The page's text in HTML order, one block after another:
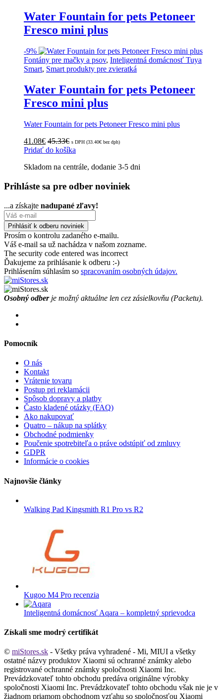
Water Fountain for pets Petoneer
Fresco mini plus
-9%
Fontány pre mačky a psov, Inteligentná domácnosť Tuya
Smart, Smart produkty pre zvieratká
Water Fountain for pets Petoneer
Fresco mini plus
Water Fountain for pets Petoneer Fresco mini plus
41.08€ 45.33€ s DPH (33.40€ bez dph)
Pridať do košíka
Skladom na centrále, dodanie 3-5 dni
Prihláste sa pre odber noviniek
...a získajte nadupané zľavy!
Prosím o kontrolu zadaného e-mailu.
Váš e-mail sa už nachádza v našom zozname.
The security code entered was incorrect
Ďakujeme za prihlásanie k odberu :-)
Prihlásením súhlasím so spracovaním osobných údajov.
Osobný odberje možný aktuálne len cez zásielkovňu (Packetu).
Pomocník
O nás
Kontakt
Vrátenie tovaru
Postup pri reklamácii
Spôsob dopravy a platby
Často kladené otázky (FAQ)
Ako nakupovať
Quatro – nákup na splátky
Obchodné podmienky
Poučenie spotrebiteľa o práve odstúpiť od zmluvy
GDPR
Informácie o cookies
Najnovšie články
Walking Pad Kingsmith R1 Pro vs R2
Kugoo M4 Pro recenzia
Inteligentná domácnosť Aqara – kompletný sprievodca
Získali sme modrý certifikát
© miStores.sk - Všetky práva vyhradené - Mi, MIUI a všetky
ostatné názvy produktov Xiaomi sú ochranné známky alebo
registrované ochranné známky spoločnosti Xiaomi Inc.
Prevádzkovateľ tohto obchodu predáva originálne výrobky
spoločnosti Xiaomi Inc. Prevádzkovateľ tohto obchodu však nie je v
žiadnom priamom obchodnom vzťahu so spoločnosťou Xiaomi